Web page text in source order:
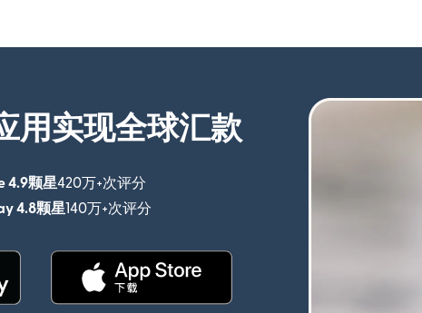
用实现全球汇款
4.9颗星420万+次评分
4.8颗星140万+次评分